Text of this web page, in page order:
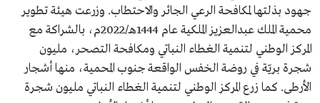
جهود بذلتها لمكافحة الرعي الجائر والاحتطاب. وزرعت هيئة تطوير
محمية الملك عبدالعزيز الملكية عام 1444هـ/2022م، بالشراكة مع
المركز الوطني لتنمية الغطاء النباتي ومكافحة التصحر، مليون
شجرة بريّة في روضة الخفس الواقعة جنوب المحمية، منها أشجار
الأرطى. كما زرع المركز الوطني لتنمية الغطاء النباتي مليون شجرة